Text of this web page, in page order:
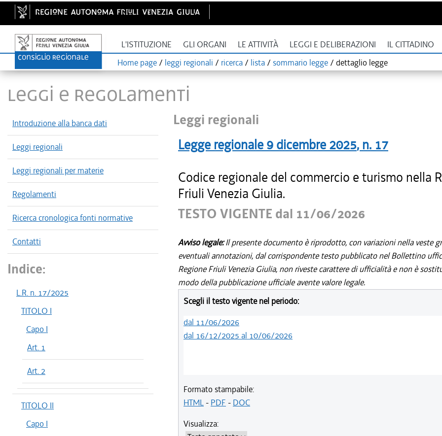
L'ISTITUZIONE GLI ORGANI LE ATTIVITÀ LEGGI E DELIBERAZIONI IL CITTADINO
Home page / leggi regionali / ricerca / lista / sommario legge / dettaglio legge
LEGGI E REGOLAMENTI
Introduzione alla banca dati
Leggi regionali
Leggi regionali per materie
Regolamenti
Ricerca cronologica fonti normative
Contatti
Indice:
L.R. n. 17/2025
TITOLO I
Capo I
Art. 1
Art. 2
TITOLO II
Capo I
Leggi regionali
Legge regionale 9 dicembre 2025, n. 17
Codice regionale del commercio e turismo nella
Friuli Venezia Giulia.
TESTO VIGENTE dal 11/06/2026
Avviso legale:Il presente documento è riprodotto, con variazioni nella veste
eventuali annotazioni, dal corrispondente testo pubblicato nel Bollettino
Regione Friuli Venezia Giulia, non riveste carattere di ufficialità e non è
modo della pubblicazione ufficiale avente valore legale.
Scegli il testo vigente nel periodo:
dal 11/06/2026
dal 16/12/2025 al 10/06/2026
Formato stampabile:
HTML- PDF - DOC
Visualizza: